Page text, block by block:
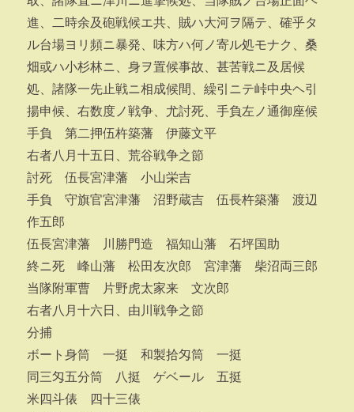
進、二時余及砲戦候エ共、賊ハ大河ヲ隔テ、確乎タ
ル台場ヨリ頻ニ暴発、味方ハ何ノ寄ル処モナク、桑
畑或ハ小杉林ニ、身ヲ置候事故、甚苦戦ニ及居候
処、諸隊一先止戦ニ相成候間、繰引ニテ峠中央ヘ引
揚申候、右数度ノ戦争、尤討死、手負左ノ通御座候
手負 第二押伍杵築藩 伊藤文平
右者八月十五日、荒谷戦争之節
討死 伍長宮津藩 小山栄吉
手負 守旗官宮津藩 沼野蔵吉 伍長杵築藩 渡辺
作五郎
伍長宮津藩 川勝門造 福知山藩 石坪国助
終ニ死 峰山藩 松田友次郎 宮津藩 柴沼両三郎
当隊附軍曹 片野虎太家来 文次郎
右者八月十六日、由川戦争之節
分捕
ボート身筒 一挺 和製拾匁筒 一挺
同三匁五分筒 八挺 ゲベール 五挺
米四斗俵 四十三俵